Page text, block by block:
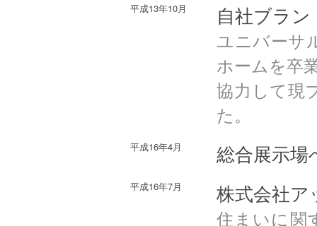
平成13年10月 自社ブラ
ユニバーサ
ホームを卒
協力して現
た。
平成16年4月 総合展示場
平成16年7月 株式会社
住まいに関